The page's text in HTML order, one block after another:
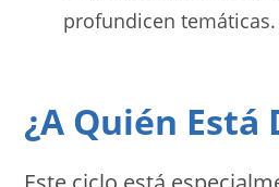
profundicen temáticas.
¿A Quién Está